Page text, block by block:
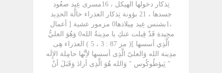
تِذكار دخولها الهيكل ، 16مسرى عِيد صعُود
جسدها ، 21 بؤونة تِذكار العذراء حالَّة الحدِيد
،1بشنس عِيد مِيلادها0 مزمور عشية [ أعمال
مجِيدة قَدْ قِيلت عنكِ يا مدِينةُ الله0 وَهُوَ العليُّ
الَّذِي أسسها ]( مز 87 : 3 ، 5 ) العذراء هِى
مدِينة الله وَالعلىّ الَّذِى أسسها لأِنَّها حامِلة الإِلَه
" ثِيؤطُوكُوس " وَالله هُوَ الَّذِى أرادَ وَقَبَلَ أنْ